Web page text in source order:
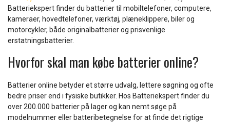
Batteriekspert finder du batterier til mobiltelefoner, computere,
kameraer, hovedtelefoner, værktøj, plæneklippere, biler og
motorcykler, både originalbatterier og prisvenlige
erstatningsbatterier.
Hvorfor skal man købe batterier online?
Batterier online betyder et større udvalg, lettere søgning og ofte
bedre priser end i fysiske butikker. Hos Batteriekspert finder du
over 200.000 batterier på lager og kan nemt søge på
modelnummer eller batteribetegnelse for at finde det rigtige